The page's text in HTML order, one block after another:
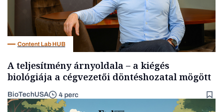
Content Lab HUB
A teljesítmény árnyoldala – a kiégés
biológiája a cégvezetői döntéshozatal mögött
BioTechUSA 4 perc